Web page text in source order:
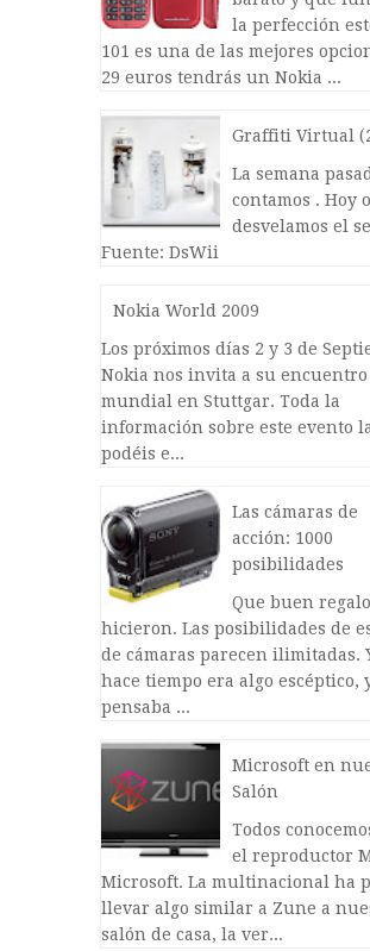
la perfección
101 es una de las mejores
29 euros tendrás un Nokia ...
Graffiti Virtual
La semana
contamos . Hoy
desvelamos el
Fuente: DsWii
Nokia World 2009
Los próximos días 2 y 3 de
Nokia nos invita a su encuentro
mundial en Stuttgar. Toda la
información sobre este evento la
podéis e...
Las cámaras de
acción: 1000
posibilidades
Que buen
hicieron. Las posibilidades de
de cámaras parecen ilimitadas.
hace tiempo era algo escéptico,
pensaba ...
Microsoft en
Salón
Todos
el reproductor
Microsoft. La multinacional ha
llevar algo similar a Zune a
salón de casa, la ver...